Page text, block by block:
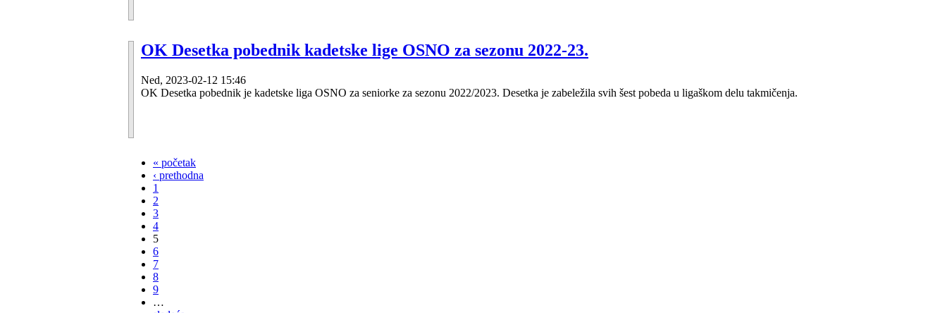
OK Desetka pobednik kadetske lige OSNO za sezonu 2022-23.
Ned, 2023-02-12 15:46
OK Desetka pobednik je kadetske liga OSNO za seniorke za sezonu 2022/2023. Desetka je zabeležila svih šest pobeda u ligaškom delu takmičenja.
« početak
‹ prethodna
1
2
3
4
5
6
7
8
9
…